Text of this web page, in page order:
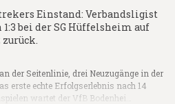
Einstand: Verbandsligist
bei der SG Hüffelsheim auf
der Seitenlinie, drei Neuzugänge in der
erste echte Erfolgserlebnis nach 14
wartet der VfB Bodenhei…